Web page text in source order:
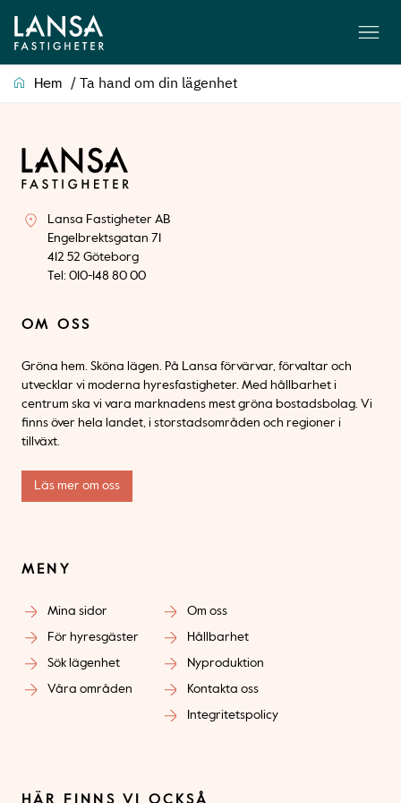
Hem / Ta hand om din lägenhet
Lansa Fastigheter AB
Engelbrektsgatan 71
412 52 Göteborg
Tel: 010-148 80 00
OM OSS
Gröna hem. Sköna lägen. På Lansa förvärvar, förvaltar och
utvecklar vi moderna hyresfastigheter. Med hållbarhet i
centrum ska vi vara marknadens mest gröna bostadsbolag. Vi
finns över hela landet, i storstadsområden och regioner i
tillväxt.
Läs mer om oss
MENY
Mina sidor
För hyresgäster
Sök lägenhet
Våra områden
Om oss
Hållbarhet
Nyproduktion
Kontakta oss
Integritetspolicy